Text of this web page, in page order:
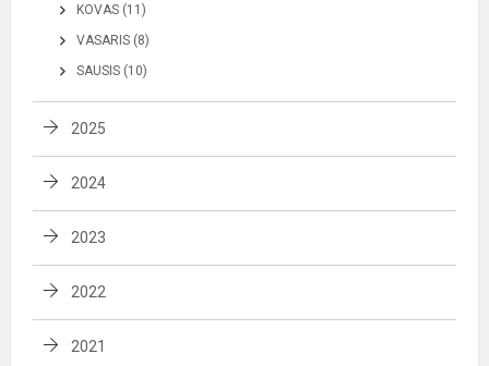
KOVAS (11)
VASARIS (8)
SAUSIS (10)
2025
2024
2023
2022
2021